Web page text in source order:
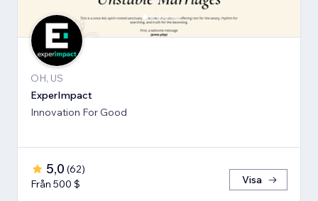
OH, US
ExperImpact
Innovation For Good
5,0 (62)
Från 500 $
Visa